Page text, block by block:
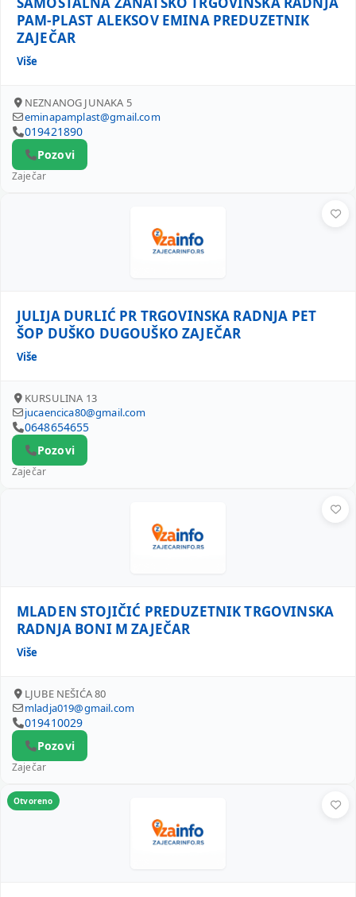
PAM-PLAST ALEKSOV EMINA PREDUZETNIK
ZAJEČAR
Više
NEZNANOG JUNAKA 5
eminapamplast@gmail.com
019421890
Pozovi
Zaječar
JULIJA DURLIĆ PR TRGOVINSKA RADNJA PET
ŠOP DUŠKO DUGOUŠKO ZAJEČAR
Više
KURSULINA 13
jucaencica80@gmail.com
0648654655
Pozovi
Zaječar
MLADEN STOJIČIĆ PREDUZETNIK TRGOVINSKA
RADNJA BONI M ZAJEČAR
Više
LJUBE NEŠIĆA 80
mladja019@gmail.com
019410029
Pozovi
Zaječar
KRISTINA LILIĆ PR DARIJA 1
Otvoreno